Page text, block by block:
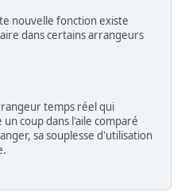
nouvelle fonction existe
dans certains arrangeurs
temps réel qui
coup dans l'aile comparé
sa souplesse d'utilisation